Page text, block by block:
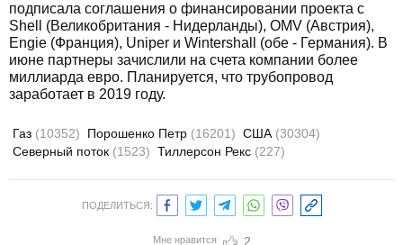
подписала соглашения о финансировании проекта с
Shell (Великобритания - Нидерланды), OMV (Австрия),
Engie (Франция), Uniper и Wintershall (обе - Германия). В
июне партнеры зачислили на счета компании более
миллиарда евро. Планируется, что трубопровод
заработает в 2019 году.
Газ (10352) Порошенко Петр (16201) США (30304)
Северный поток (1523) Тиллерсон Рекс (227)
ПОДЕЛИТЬСЯ:
Мне нравится 2